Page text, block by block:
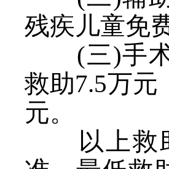
残疾儿童免
(三)手
救助7.5万元
元。
以上救助